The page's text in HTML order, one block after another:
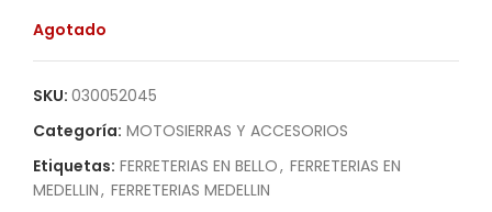
Agotado
SKU: 030052045
Categoría: MOTOSIERRAS Y ACCESORIOS
Etiquetas: FERRETERIAS EN BELLO, FERRETERIAS EN
MEDELLIN, FERRETERIAS MEDELLIN